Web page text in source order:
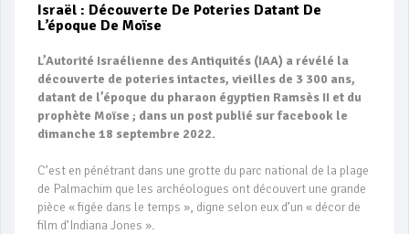
Israël : Découverte De Poteries Datant De
L’époque De Moïse
L’Autorité Israélienne des Antiquités (IAA) a révélé la
découverte de poteries intactes, vieilles de 3 300 ans,
datant de l’époque du pharaon égyptien Ramsès II et du
prophète Moïse ; dans un post publié sur facebook le
dimanche 18 septembre 2022.
C’est en pénétrant dans une grotte du parc national de la plage
de Palmachim que les archéologues ont découvert une grande
pièce « figée dans le temps », digne selon eux d’un « décor de
film d’Indiana Jones ».